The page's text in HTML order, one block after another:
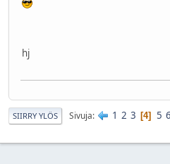
hj
SIIRRY YLÖS Sivuja 1 2 3 4 5 6